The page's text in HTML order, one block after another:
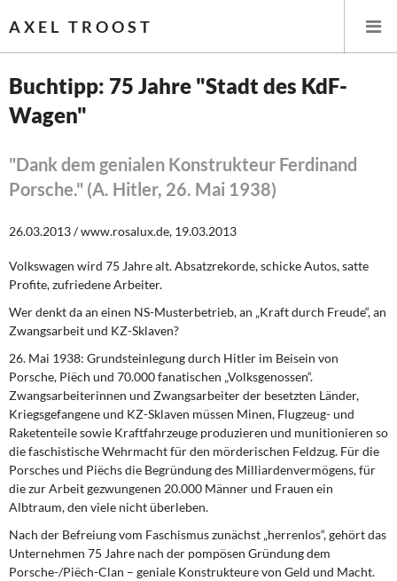
AXEL TROOST
Startseite
Themen
Steuer- und Finanzpolitik
Öffentliche Infrastruktur und Daseinsvorsorge
Eurokrise und Griechenland
DIE LINKE
Weitere Themen
Memo-Gruppe
Institut Solidarische Moderne
Buchtipp: 75 Jahre "Stadt des KdF-
Wagen"
"Dank dem genialen Konstrukteur Ferdinand
Porsche." (A. Hitler, 26. Mai 1938)
26.03.2013 / www.rosalux.de, 19.03.2013
Volkswagen wird 75 Jahre alt. Absatzrekorde, schicke Autos, satte
Profite, zufriedene Arbeiter.
Wer denkt da an einen NS-Musterbetrieb, an „Kraft durch Freude“, an
Zwangsarbeit und KZ-Sklaven?
26. Mai 1938: Grundsteinlegung durch Hitler im Beisein von
Porsche, Piëch und 70.000 fanatischen „Volksgenossen“.
Zwangsarbeiterinnen und Zwangsarbeiter der besetzten Länder,
Kriegsgefangene und KZ-Sklaven müssen Minen, Flugzeug- und
Raketenteile sowie Kraftfahrzeuge produzieren und munitionieren so
die faschistische Wehrmacht für den mörderischen Feldzug. Für die
Porsches und Piëchs die Begründung des Milliardenvermögens, für
die zur Arbeit gezwungenen 20.000 Männer und Frauen ein
Albtraum, den viele nicht überleben.
Nach der Befreiung vom Faschismus zunächst „herrenlos“, gehört das
Unternehmen 75 Jahre nach der pompösen Gründung dem
Porsche-/Piëch-Clan – geniale Konstrukteure von Geld und Macht.